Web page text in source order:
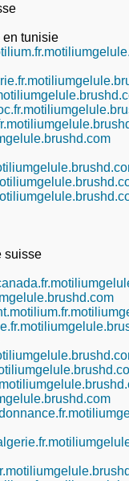
en tunisie
suisse